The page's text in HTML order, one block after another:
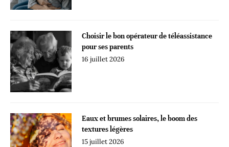
Choisir le bon opérateur de téléassistance
pour ses parents
16 juillet 2026
Eaux et brumes solaires, le boom des
textures légères
15 juillet 2026